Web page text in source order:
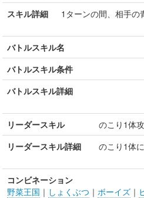
スキル詳細
1ターンの間、相手の
バトルスキル名
バトルスキル条件
バトルスキル詳細
リーダースキル
のこり1体
リーダースキル詳細
のこり1体
コンビネーション
野菜王国 ｜ しょくぶつ ｜ ボーイズ ｜